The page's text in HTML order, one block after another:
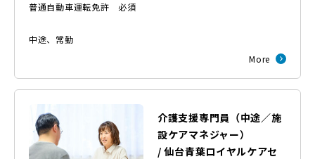
普通自動車運転免許 必須
中途、 常勤
More
介護支援専門員（中途／施
設ケアマネジャー）
/仙台青葉ロイヤルケアセ